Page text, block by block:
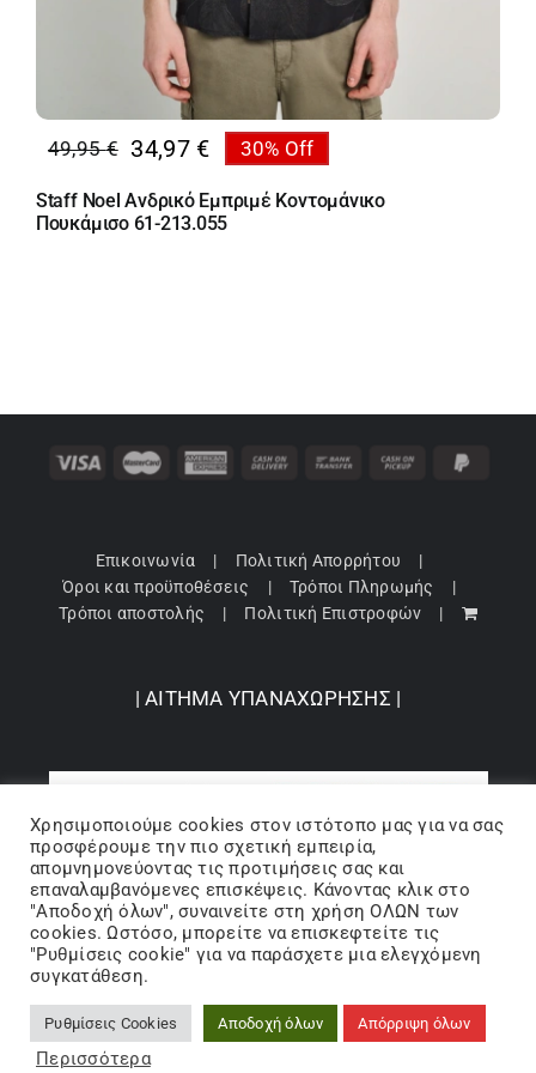
49,95€
Original
price
was:
34,97 €
Η
τρέχουσα
τιμή
30% Off
Staff Noel Ανδρικό Εμπριμέ Κοντομάνικο
Πουκάμισο 61-213.055
Επικοινωνία
Πολιτική Απορρήτου
Όροι και προϋποθέσεις
Τρόποι Πληρωμής
Τρόποι αποστολής
Πολιτική Επιστροφών
| ΑΙΤΗΜΑ ΥΠΑΝΑΧΩΡΗΣΗΣ |
Copyright 2024 © Barbopoulos store - All Rights Reserved |
Χρησιμοποιούμε cookies στον ιστότοπo μας για να σας
προσφέρουμε την πιο σχετική εμπειρία,
απομνημονεύοντας τις προτιμήσεις σας και
επαναλαμβανόμενες επισκέψεις. Κάνοντας κλικ στο
"Αποδοχή όλων", συναινείτε στη χρήση ΟΛΩΝ των
cookies. Ωστόσο, μπορείτε να επισκεφτείτε τις
"Ρυθμίσεις cookie" για να παράσχετε μια ελεγχόμενη
συγκατάθεση.
Ρυθμίσεις Cookies Αποδοχή όλων Απόρριψη όλων
Περισσότερα